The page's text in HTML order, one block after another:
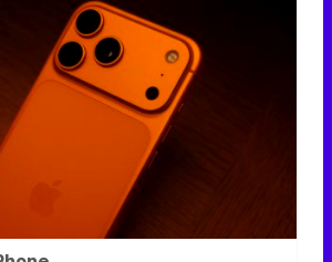
cualquiera
hará olvidar el sofá de tu